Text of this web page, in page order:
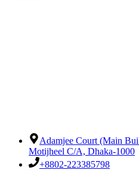
Adamjee Court (Main
Motijheel C/A, Dhaka-1000
+8802-223385798